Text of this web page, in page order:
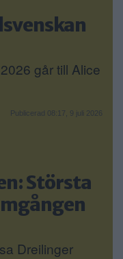
går till Alice
Publicerad 08:17, 9 juli 2026
Största
Dreilinger